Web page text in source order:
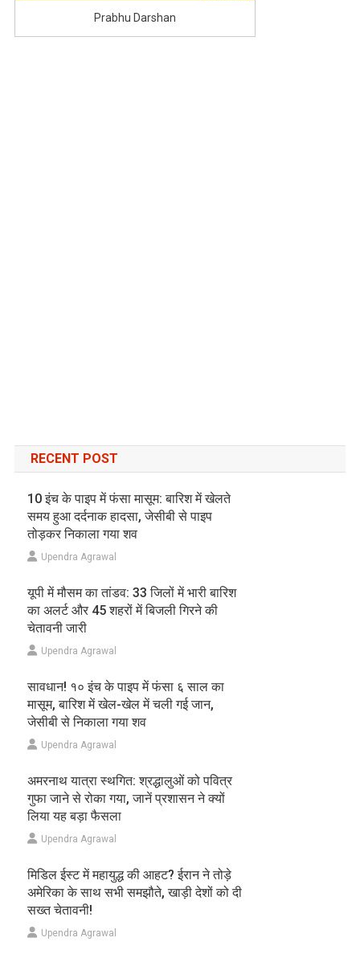
Prabhu Darshan
RECENT POST
10 इंच के पाइप में फंसा मासूम: बारिश में खेलते
समय हुआ दर्दनाक हादसा, जेसीबी से पाइप
तोड़कर निकाला गया शव
Upendra Agrawal
यूपी में मौसम का तांडव: 33 जिलों में भारी बारिश
का अलर्ट और 45 शहरों में बिजली गिरने की
चेतावनी जारी
Upendra Agrawal
सावधान! १० इंच के पाइप में फंसा ६ साल का
मासूम, बारिश में खेल-खेल में चली गई जान,
जेसीबी से निकाला गया शव
Upendra Agrawal
अमरनाथ यात्रा स्थगित: श्रद्धालुओं को पवित्र
गुफा जाने से रोका गया, जानें प्रशासन ने क्यों
लिया यह बड़ा फैसला
Upendra Agrawal
मिडिल ईस्ट में महायुद्ध की आहट? ईरान ने तोड़े
अमेरिका के साथ सभी समझौते, खाड़ी देशों को दी
सख्त चेतावनी!
Upendra Agrawal